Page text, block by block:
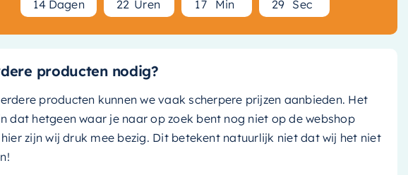
14 Dagen 22 Uren 17 Min 28 Sec
producten nodig?
producten kunnen we vaak scherpere prijzen aanbieden. Het
dat hetgeen waar je naar op zoek bent nog niet op de webshop
zijn wij druk mee bezig. Dit betekent natuurlijk niet dat wij het niet